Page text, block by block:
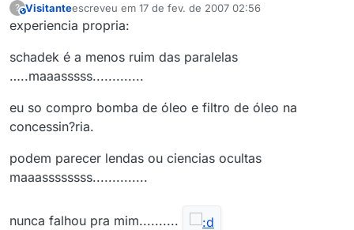
?This user is from outside of this forum
Visitanteescreveu em 17 de fev. de 2007 02:56
última edição por
experiencia propria:
schadek é a menos ruim das paralelas
…..maaasssss.............
eu so compro bomba de óleo e filtro de óleo na
concessin?ria.
podem parecer lendas ou ciencias ocultas
maaassssssss..............
nunca falhou pra mim..........